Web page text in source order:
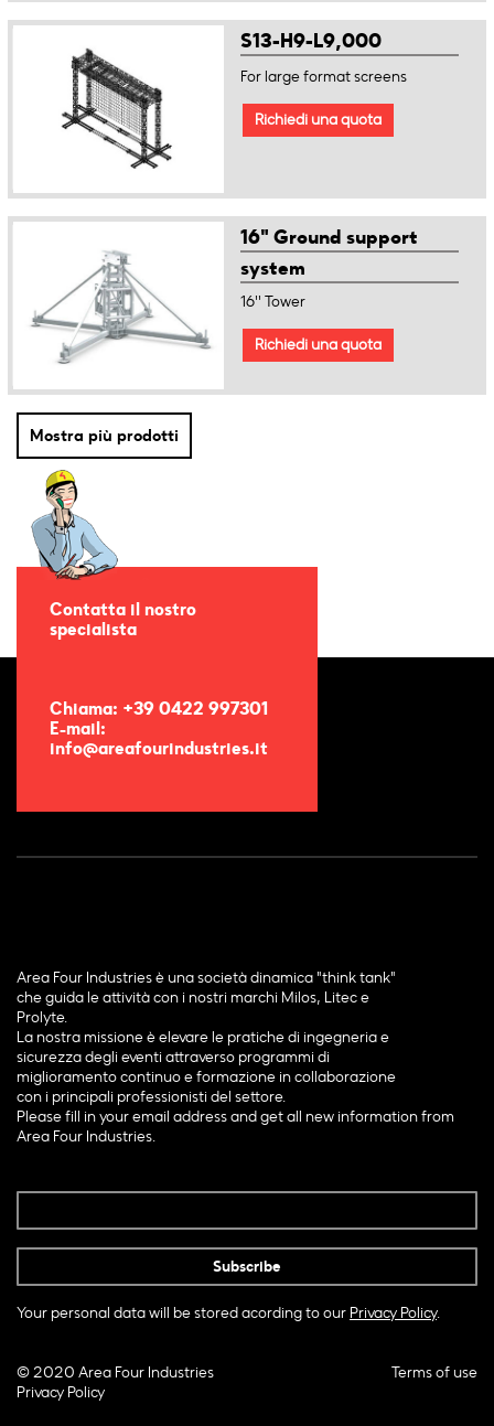
S13-H9-L9,000
For large format screens
Richiedi una quota
16" Ground support
system
16'' Tower
Richiedi una quota
Mostra più prodotti
Contatta il nostro
specialista
Chiama: +39 0422 997301
E-mail:
info@areafourindustries.it
Area Four Industries è una società dinamica "think tank"
che guida le attività con i nostri marchi Milos, Litec e
Prolyte.
La nostra missione è elevare le pratiche di ingegneria e
sicurezza degli eventi attraverso programmi di
miglioramento continuo e formazione in collaborazione
con i principali professionisti del settore.
Please fill in your email address and get all new information from
Area Four Industries.
Your personal data will be stored acording to our Privacy Policy.
© 2020 Area Four Industries
Terms of use
Privacy Policy